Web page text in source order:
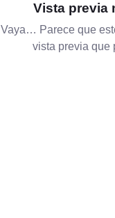
Vista previa
Vaya… Parece que
vista previa que